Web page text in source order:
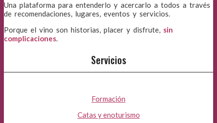
Una plataforma para entenderlo y acercarlo a todos a través
de recomendaciones, lugares, eventos y servicios.
Porque el vino son historias, placer y disfrute, sin
complicaciones.
Servicios
Formación
Catas y enoturismo